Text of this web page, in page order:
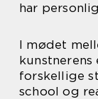
har
I mødet
kunstnerens
forskellige
school og